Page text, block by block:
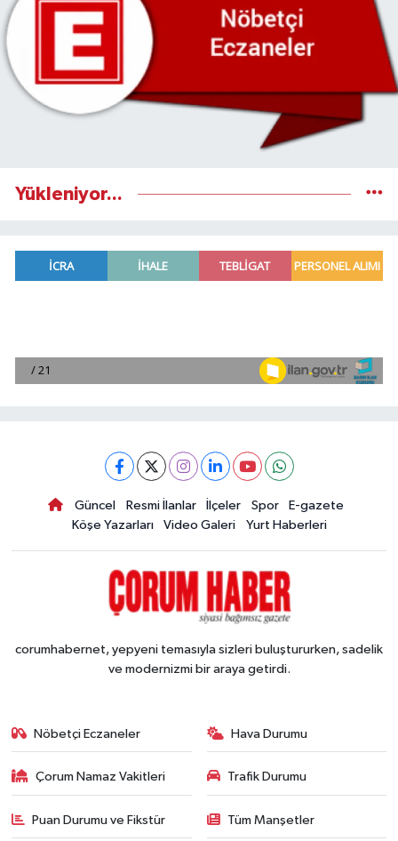
Yükleniyor...
Güncel Resmi İlanlar İlçeler Spor
E-gazete
Köşe Yazarları
Video Galeri Yurt Haberleri
corumhabernet, yepyeni temasıyla sizleri buluştururken, sadelik
ve modernizmi bir araya getirdi.
Nöbetçi Eczaneler Hava Durumu
Çorum Namaz Vakitleri Trafik Durumu
Puan Durumu ve Fikstür Tüm Manşetler